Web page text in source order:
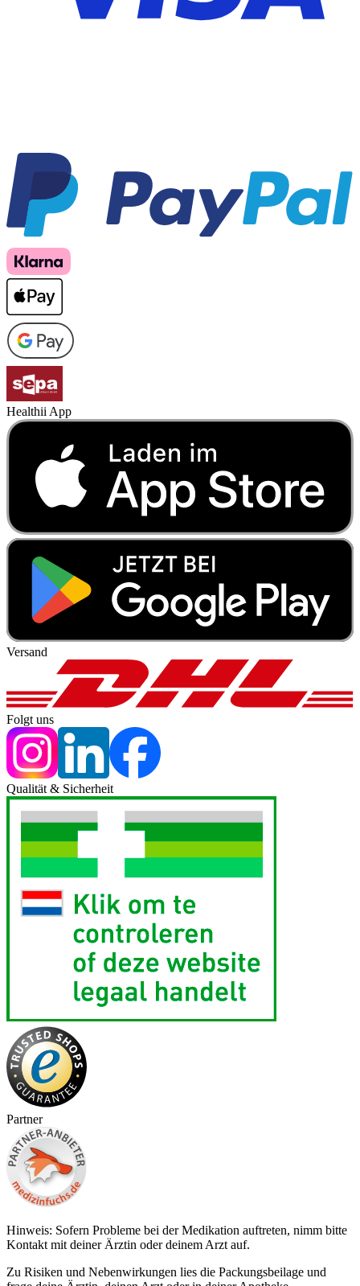
Healthii App
Versand
Folgt uns
Qualität & Sicherheit
Partner
Hinweis: Sofern Probleme bei der Medikation auftreten, nimm bitte
Kontakt mit deiner Ärztin oder deinem Arzt auf.
Zu Risiken und Nebenwirkungen lies die Packungsbeilage und